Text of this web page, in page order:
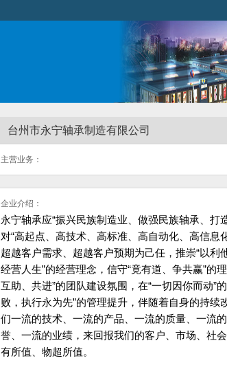
台州市永宁轴承制造有限公司
主营业务：
企业介绍：
永宁轴承应“振兴民族制造业、做强民族轴承、打
对“高起点、高技术、高标准、高自动化、高信息
超越客户需求、超越客户预期为己任，推崇“以利
经营人生”的经营理念，信守“竟有道、争共赢”的
互助、共进”的团队建设氛围，在“一切因你而动”
败，执行永为先”的管理提升，伴随着自身的持续
们一流的技术、一流的产品、一流的质量、一流
誉、一流的业绩，来回报我们的客户、市场、社
有所值、物超所值。